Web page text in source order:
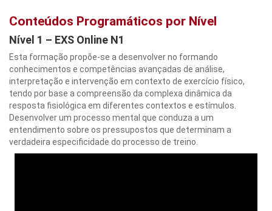
Conteúdos Programáticos por Nível
Nível 1 – EXS Online N1
Esta formação propõe-se a desenvolver no formando
conhecimentos e competências avançadas de análise,
interpretação e intervenção em contexto de exercício físico,
tendo por base a compreensão da complexa dinâmica da
resposta fisiológica em diferentes contextos e estímulos.
Desenvolver um processo mental que conduza a um
entendimento sobre os pressupostos que determinam a
verdadeira especificidade do processo de treino.